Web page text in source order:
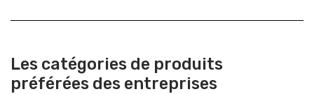
Les catégories de produits
préférées des entreprises